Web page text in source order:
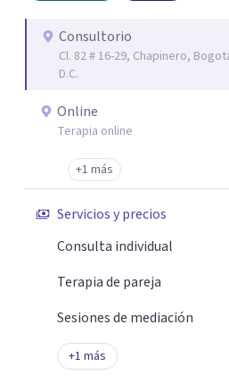
proteger de esa historia difícil; a
que se tiene sobre lo que pasó; y,
que se impusieron para no
psicoterapia para ayudar a
ayudar a pensar todo lo que
de quienes estuvieron, de
Consultorio
Cl. 82 # 16-29, Chapinero,
D.C.
Online
Terapia online
+1 más
Servicios y precios
Consulta individual
Terapia de pareja
Sesiones de mediación
+1 más